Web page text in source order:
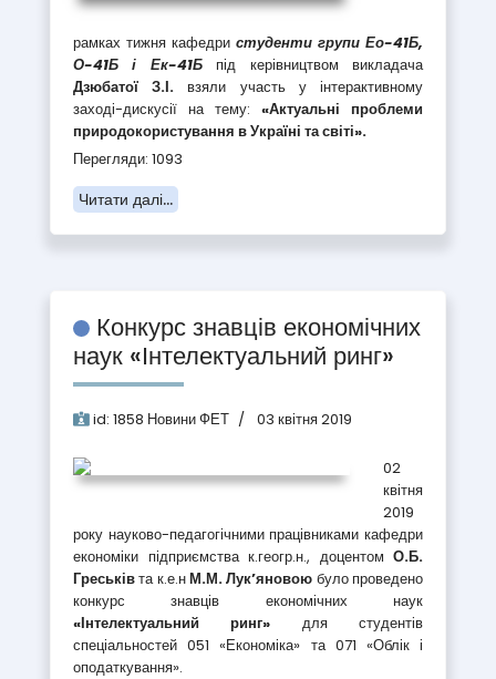
рамках тижня кафедри студенти групи Ео-41Б,
О-41Б і Ек-41Б під керівництвом викладача
Дзюбатої З.І. взяли участь у інтерактивному
заході-дискусії на тему: «Актуальні проблеми
природокористування в Україні та світі».
Перегляди: 1093
Читати далі...
Конкурс знавців економічних
наук «Інтелектуальний ринг»
id: 1858 Новини ФЕТ 03 квітня 2019
02
квітня
2019
року науково-педагогічними працівниками кафедри
економіки підприємства к.геогр.н., доцентом О.Б.
Греськівта к.е.нМ.М. Лук’яновою було проведено
конкурс знавців економічних наук
«Інтелектуальний ринг» для студентів
спеціальностей 051 «Економіка» та 071 «Облік і
оподаткування».